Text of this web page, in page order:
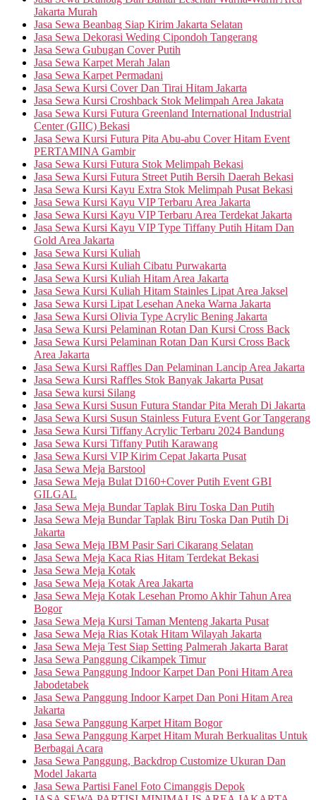
Jakarta Murah
Jasa Sewa Beanbag Siap Kirim Jakarta Selatan
Jasa Sewa Dekorasi Weding Cipondoh Tangerang
Jasa Sewa Gubugan Cover Putih
Jasa Sewa Karpet Merah Jalan
Jasa Sewa Karpet Permadani
Jasa Sewa Kursi Cover Dan Tirai Hitam Jakarta
Jasa Sewa Kursi Croshback Stok Melimpah Area Jakata
Jasa Sewa Kursi Futura Greenland International Industrial
Center (GIIC) Bekasi
Jasa Sewa Kursi Futura Pita Abu-abu Cover Hitam Event
PERTAMINA Gambir
Jasa Sewa Kursi Futura Stok Melimpah Bekasi
Jasa Sewa Kursi Futura Street Putih Bersih Daerah Bekasi
Jasa Sewa Kursi Kayu Extra Stok Melimpah Pusat Bekasi
Jasa Sewa Kursi Kayu VIP Terbaru Area Jakarta
Jasa Sewa Kursi Kayu VIP Terbaru Area Terdekat Jakarta
Jasa Sewa Kursi Kayu VIP Type Tiffany Putih Hitam Dan
Gold Area Jakarta
Jasa Sewa Kursi Kuliah
Jasa Sewa Kursi Kuliah Cibatu Purwakarta
Jasa Sewa Kursi Kuliah Hitam Area Jakarta
Jasa Sewa Kursi Kuliah Hitam Stainles Lipat Area Jaksel
Jasa Sewa Kursi Lipat Lesehan Aneka Warna Jakarta
Jasa Sewa Kursi Olivia Type Acrylic Bening Jakarta
Jasa Sewa Kursi Pelaminan Rotan Dan Kursi Cross Back
Jasa Sewa Kursi Pelaminan Rotan Dan Kursi Cross Back
Area Jakarta
Jasa Sewa Kursi Raffles Dan Pelaminan Lancip Area Jakarta
Jasa Sewa Kursi Raffles Stok Banyak Jakarta Pusat
Jasa Sewa kursi Silang
Jasa Sewa Kursi Susun Futura Standar Pita Merah Di Jakarta
Jasa Sewa Kursi Susun Stainless Futura Event Gor Tangerang
Jasa Sewa Kursi Tiffany Acrylic Terbaru 2024 Bandung
Jasa Sewa Kursi Tiffany Putih Karawang
Jasa Sewa Kursi VIP Kirim Cepat Jakarta Pusat
Jasa Sewa Meja Barstool
Jasa Sewa Meja Bulat D160+Cover Putih Event GBI
GILGAL
Jasa Sewa Meja Bundar Taplak Biru Toska Dan Putih
Jasa Sewa Meja Bundar Taplak Biru Toska Dan Putih Di
Jakarta
Jasa Sewa Meja IBM Pasir Sari Cikarang Selatan
Jasa Sewa Meja Kaca Rias Hitam Terdekat Bekasi
Jasa Sewa Meja Kotak
Jasa Sewa Meja Kotak Area Jakarta
Jasa Sewa Meja Kotak Lesehan Promo Akhir Tahun Area
Bogor
Jasa Sewa Meja Kursi Taman Menteng Jakarta Pusat
Jasa Sewa Meja Rias Kotak Hitam Wilayah Jakarta
Jasa Sewa Meja Test Siap Setting Palmerah Jakarta Barat
Jasa Sewa Panggung Cikampek Timur
Jasa Sewa Panggung Indoor Karpet Dan Poni Hitam Area
Jabodetabek
Jasa Sewa Panggung Indoor Karpet Dan Poni Hitam Area
Jakarta
Jasa Sewa Panggung Karpet Hitam Bogor
Jasa Sewa Panggung Karpet Hitam Murah Berkualitas Untuk
Berbagai Acara
Jasa Sewa Panggung, Backdrop Customize Ukuran Dan
Model Jakarta
Jasa Sewa Partisi Fanel Foto Cimanggis Depok